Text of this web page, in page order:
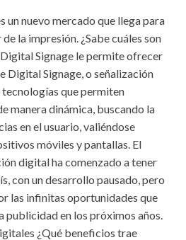
ke
dI
n
un nuevo mercado que llega para
la impresión. ¿Sabe cuáles son
Signage le permite ofrecer
Digital Signage, o señalización
que permiten
manera dinámica, buscando la
en el usuario, valiéndose
móviles y pantallas. El
digital ha comenzado a tener
con un desarrollo pausado, pero
las infinitas oportunidades que
en los próximos años.
¿Qué beneficios trae